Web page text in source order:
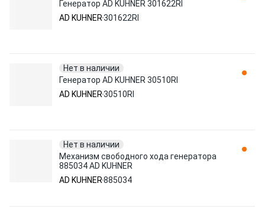
Генератор AD KUHNER 301622RI
AD KUHNER301622RI
Нет в наличии
Генератор AD KUHNER 30510RI
AD KUHNER30510RI
Нет в наличии
Механизм свободного хода генератора
885034 AD KUHNER
AD KUHNER885034